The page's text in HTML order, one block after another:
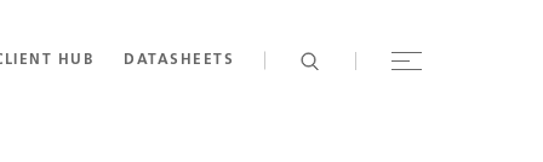
HUB DATASHEETS